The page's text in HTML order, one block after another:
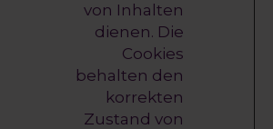
von Inhalten
dienen. Die
Cookies
behalten den
korrekten
Zustand von